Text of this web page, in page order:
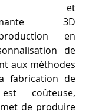
et
3D
en
de
aux méthodes
fabrication de
coûteuse,
de produire